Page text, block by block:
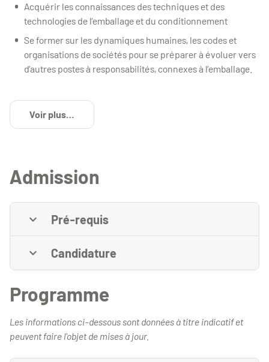
Acquérir les connaissances des techniques et des
technologies de l’emballage et du conditionnement
Se former sur les dynamiques humaines, les codes et
organisations de sociétés pour se préparer à évoluer vers
d’autres postes à responsabilités, connexes à l’emballage.
Voir plusde détails
Admission
Pré-requis
Candidature
Programme
Les informations ci-dessous sont données à titre indicatif et
peuvent faire l'objet de mises à jour.